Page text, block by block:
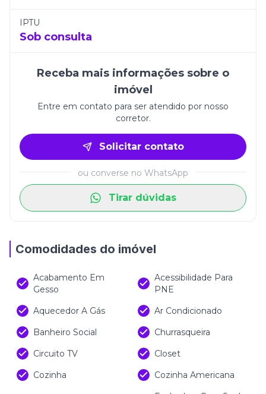
a escolha perfeita para quem deseja unir requinte,
praticidade e qualidade de vida em Itapema.
IPTU
Sob consulta
Receba mais informações sobre o
imóvel
Entre em contato para ser atendido por nosso
corretor.
Solicitar contato
ou converse no WhatsApp
Tirar dúvidas
Comodidades do imóvel
Acabamento Em
Gesso
Acessibilidade Para
PNE
Aquecedor A Gás
Ar Condicionado
Banheiro Social
Churrasqueira
Circuito TV
Closet
Cozinha
Cozinha Americana